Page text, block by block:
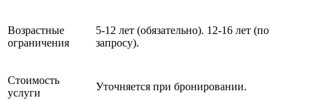
Возрастные
ограничения
5-12 лет (обязательно). 12-16 лет (по
запросу).
Стоимость
услуги
Уточняется при бронировании.